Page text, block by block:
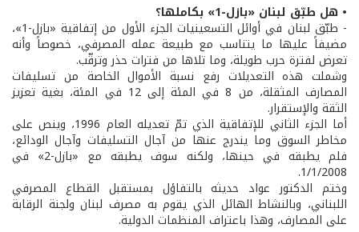
• هل طبّق لبنان «بازل-1» بكاملها؟
- طبّق لبنان في أوائل التسعينيات الجزء الأول من إتفاقية «بازل-1»،
مضيفاً عليها ما يتناسب مع طبيعة عمله المصرفي، خصوصاً وأنه
تعرض لفترة حرب طويلة، وما تلاها من فترات حذر وترقّب.
وشملت هذه التعديلات رفع نسبة الأموال الخاصة من تسليفات
المصارف المثقلة، من 8 في المئة إلى 12 في المئة، بغية تعزيز
الثقة والإستقرار.
أما الجزء الثاني للإتفاقية الذي تمّ تعديله العام 1996، وينص على
مخاطر السوق وما يندرج عنها من آجال التسليفات وآجال الودائع،
فلم يطبقه في حينها، ولكنه سوف يطبقه مع «بازل-2» في
1/1/2008.
وختم الدكتور عواد حديثه بالتفاؤل بمستقبل القطاع المصرفي
اللبناني، وبالنشاط الهائل الذي يقوم به مصرف لبنان ولجنة الرقابة
على المصارف، وهذا باعتراف المنظمات الدولية.